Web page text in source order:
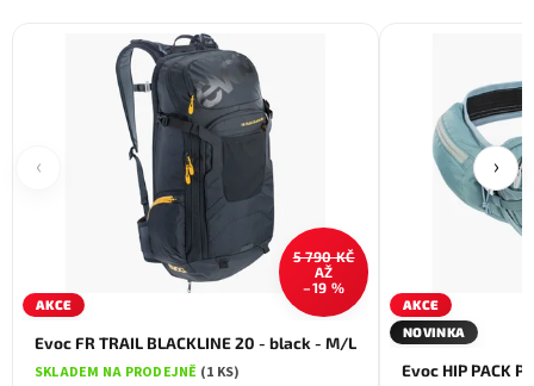
‹
AKCE
5 790 KČ
AŽ
–19 %
Evoc FR TRAIL BLACKLINE 20 - black - M/L
SKLADEM NA PRODEJNĚ (1 KS)
AKCE
NOVINKA
Evoc HIP PACK
›